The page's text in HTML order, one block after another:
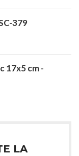
379
17x5 cm -
LA